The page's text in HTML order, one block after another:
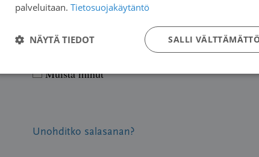
Salasana
Muista minut
Unohditko salasanan?
palveluitaan. Tietosuojakäytäntö
SALLI
NÄYTÄ TIEDOT